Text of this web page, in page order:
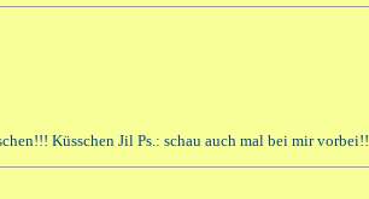
Küsschen Jil Ps.: schau auch mal bei mir vorbei!!